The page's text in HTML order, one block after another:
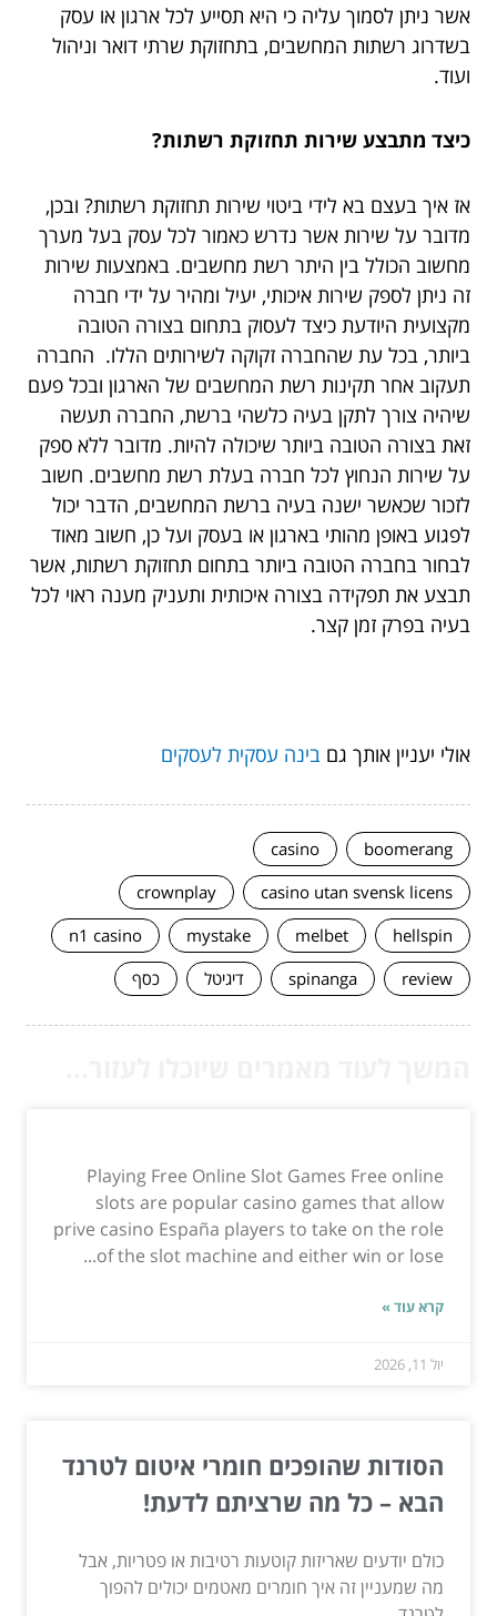
אשר ניתן לסמוך עליה כי היא תסייע לכל ארגון או עסק
בשדרוג רשתות המחשבים, בתחזוקת שרתי דואר וניהול
ועוד.
כיצד מתבצע שירות תחזוקת רשתות?
אז איך בעצם בא לידי ביטוי שירות תחזוקת רשתות? ובכן,
מדובר על שירות אשר נדרש כאמור לכל עסק בעל מערך
מחשוב הכולל בין היתר רשת מחשבים. באמצעות שירות
זה ניתן לספק שירות איכותי, יעיל ומהיר על ידי חברה
מקצועית היודעת כיצד לעסוק בתחום בצורה הטובה
ביותר, בכל עת שהחברה זקוקה לשירותים הללו. החברה
תעקוב אחר תקינות רשת המחשבים של הארגון ובכל פעם
שיהיה צורך לתקן בעיה כלשהי ברשת, החברה תעשה
זאת בצורה הטובה ביותר שיכולה להיות. מדובר ללא ספק
על שירות הנחוץ לכל חברה בעלת רשת מחשבים. חשוב
לזכור שכאשר ישנה בעיה ברשת המחשבים, הדבר יכול
לפגוע באופן מהותי בארגון או בעסק ועל כן, חשוב מאוד
לבחור בחברה הטובה ביותר בתחום תחזוקת רשתות, אשר
תבצע את תפקידה בצורה איכותית ותעניק מענה ראוי לכל
בעיה בפרק זמן קצר.
אולי יעניין אותך גם בינה עסקית לעסקים
boomerang
casino
casino utan svensk licens
crownplay
hellspin
melbet
mystake
n1 casino
review
spinanga דיגיטל כסף
Playing Free Online Slot Games Free online
slots are popular casino games that allow
prive casino España players to take on the role
of the slot machine and either win or lose...
קרא עוד »
יול 11, 2026
הסודות שהופכים חומרי איטום לטרנד
הבא – כל מה שרציתם לדעת!
כולם יודעים שאריזות קוטעות רטיבות או פטריות, אבל
מה שמעניין זה איך חומרים מאטמים יכולים להפוך